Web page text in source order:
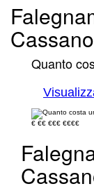
Quanto
€ €€ €€€ €€€€